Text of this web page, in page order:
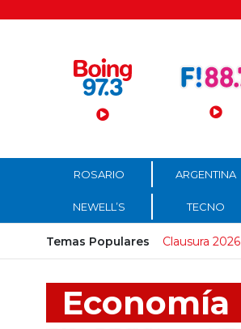
Menú Principal
ROSARIO ARGENTINA
NEWELL’S TECNO
Temas Populares Clausura 2026
Economía